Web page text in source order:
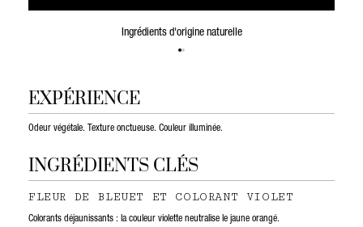
Ingrédients d'origine naturelle
EXPÉRIENCE
Odeur végétale. Texture onctueuse. Couleur illuminée.
INGRÉDIENTS CLÉS
FLEUR DE BLEUET ET COLORANT VIOLET
Colorants déjaunissants : la couleur violette neutralise le jaune orangé.